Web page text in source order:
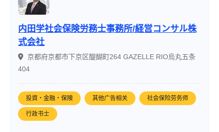
内田学社会保険労務士事務所/経営コンサル株
式会社
京都府京都市下京区醍醐町264 GAZELLE RIO烏丸五条
404
投資・金融・保険 其他广告相关 社会保险劳务师
行政书士